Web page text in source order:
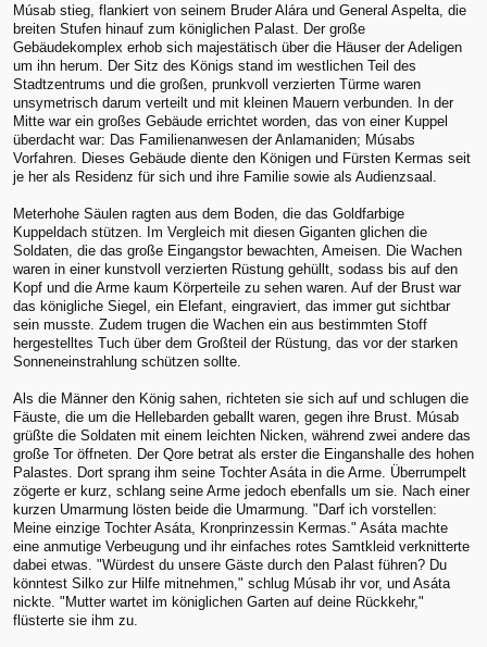
Músab stieg, flankiert von seinem Bruder Alára und General Aspelta, die
breiten Stufen hinauf zum königlichen Palast. Der große
Gebäudekomplex erhob sich majestätisch über die Häuser der Adeligen
um ihn herum. Der Sitz des Königs stand im westlichen Teil des
Stadtzentrums und die großen, prunkvoll verzierten Türme waren
unsymetrisch darum verteilt und mit kleinen Mauern verbunden. In der
Mitte war ein großes Gebäude errichtet worden, das von einer Kuppel
überdacht war: Das Familienanwesen der Anlamaniden; Músabs
Vorfahren. Dieses Gebäude diente den Königen und Fürsten Kermas seit
je her als Residenz für sich und ihre Familie sowie als Audienzsaal.
Meterhohe Säulen ragten aus dem Boden, die das Goldfarbige
Kuppeldach stützen. Im Vergleich mit diesen Giganten glichen die
Soldaten, die das große Eingangstor bewachten, Ameisen. Die Wachen
waren in einer kunstvoll verzierten Rüstung gehüllt, sodass bis auf den
Kopf und die Arme kaum Körperteile zu sehen waren. Auf der Brust war
das königliche Siegel, ein Elefant, eingraviert, das immer gut sichtbar
sein musste. Zudem trugen die Wachen ein aus bestimmten Stoff
hergestelltes Tuch über dem Großteil der Rüstung, das vor der starken
Sonneneinstrahlung schützen sollte.
Als die Männer den König sahen, richteten sie sich auf und schlugen die
Fäuste, die um die Hellebarden geballt waren, gegen ihre Brust. Músab
grüßte die Soldaten mit einem leichten Nicken, während zwei andere das
große Tor öffneten. Der Qore betrat als erster die Einganshalle des hohen
Palastes. Dort sprang ihm seine Tochter Asáta in die Arme. Überrumpelt
zögerte er kurz, schlang seine Arme jedoch ebenfalls um sie. Nach einer
kurzen Umarmung lösten beide die Umarmung. "Darf ich vorstellen:
Meine einzige Tochter Asáta, Kronprinzessin Kermas." Asáta machte
eine anmutige Verbeugung und ihr einfaches rotes Samtkleid verknitterte
dabei etwas. "Würdest du unsere Gäste durch den Palast führen? Du
könntest Silko zur Hilfe mitnehmen," schlug Músab ihr vor, und Asáta
nickte. "Mutter wartet im königlichen Garten auf deine Rückkehr,"
flüsterte sie ihm zu.